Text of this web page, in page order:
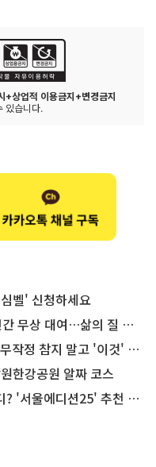
+상업적 이용금지+변경금지
있습니다.
벨' 신청하세요
상 대여…삶의 질 높인다
지 말고 '이것' 해보세요!
한강공원 알짜 코스
울에디션25' 추천 코스